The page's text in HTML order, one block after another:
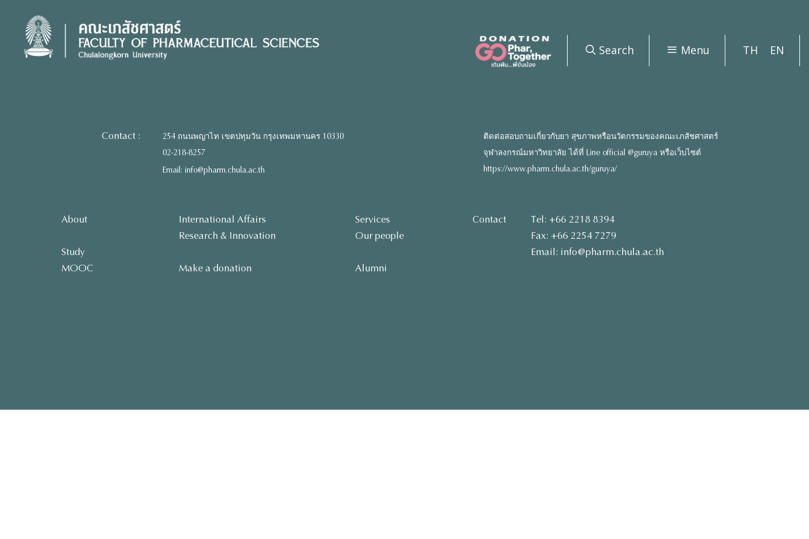
content
Search Menu TH EN
Contact :
254 ถนนพญาไท เขตปทุมวัน กรุงเทพมหานคร 10330
02-218-8257
Email: info@pharm.chula.ac.th
ติดต่อสอบถามเกี่ยวกับยา สุขภาพหรือนวัตกรรมของคณะเภสัชศาสตร์
จุฬาลงกรณ์มหาวิทยาลัย ได้ที่ Line official @guruya หรือเว็บไซต์
https://www.pharm.chula.ac.th/guruya/
About
Study
MOOC
International Affairs
Research & Innovation
Make a donation
Services
Our people
Alumni
Contact
Tel: +66 2218 8394
Fax: +66 2254 7279
Email: info@pharm.chula.ac.th